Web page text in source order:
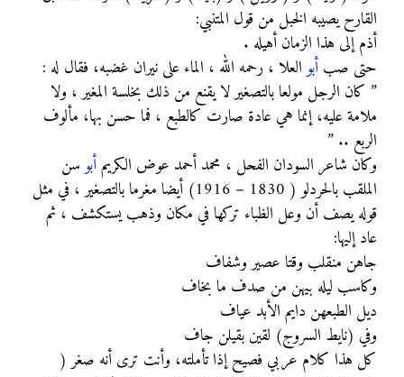
القارح يصيبه الخبل من قول المتنبي:
أذم إلى هذا الزمان أهيله .
حتى صبأبوالعلا ، رحمه الله ، الماء على نيران غضبه، فقال له :
” كان الرجل مولعا بالتصغير لا يقنع من ذلك بخلسة المغير ، ولا
ملامة عليه، إنما هي عادة صارت كالطبع ، فما حسن بها، مألوف
الربع .. ”
وكان شاعر السودان الفحل ، محمد أحمد عوض الكريمأبوسن
الملقب بالحردلو ( 1830 – 1916) أيضا مغرما بالتصغير ، في مثل
قوله يصف أن وعل الظباء تركها في مكان وذهب يستكشف ، ثم
عاد إليها:
جاهن منقلب وقتا عصير وشفاف
وكاسب ليله بيهن من صدف ما بخاف
ديل الطبعهن دايم الأبد عياف
وفي (نايط السروج) لقين بقيلن جاف
كل هذا كلام عربي فصيح إذا تأملته، وأنت ترى أنه صغر (